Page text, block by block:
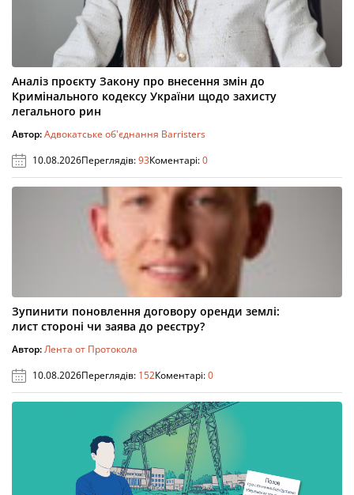
Аналіз проєкту Закону про внесення змін до
Кримінального кодексу України щодо захисту
легального рин
Автор:Адвокатське об'єднання Barristers
10.08.2026Переглядів:93Коментарі:0
Зупинити поновлення договору оренди землі:
лист стороні чи заява до реєстру?
Автор:Лента от Протокола
10.08.2026Переглядів: 152Коментарі:0